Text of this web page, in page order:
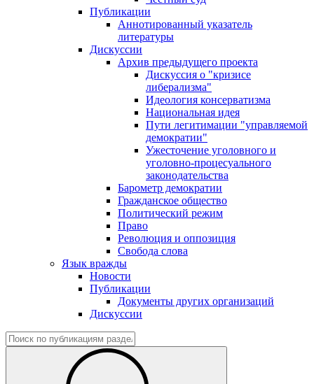
Публикации
Аннотированный указатель
литературы
Дискуссии
Архив предыдущего проекта
Дискуссия о "кризисе
либерализма"
Идеология консерватизма
Национальная идея
Пути легитимации "управляемой
демократии"
Ужесточение уголовного и
уголовно-процесуального
законодательства
Барометр демократии
Гражданское общество
Политический режим
Право
Революция и оппозиция
Свобода слова
Язык вражды
Новости
Публикации
Документы других организаций
Дискуссии